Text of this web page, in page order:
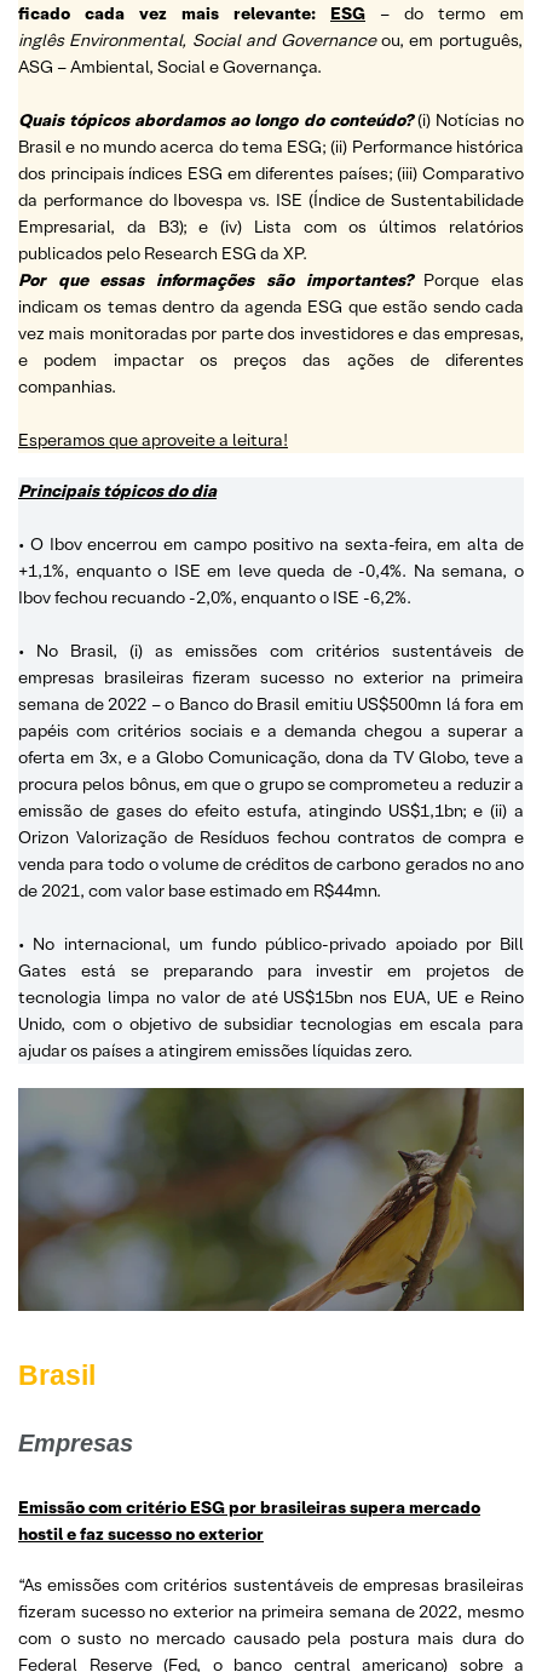
ficado cada vez mais relevante:
ESG
– do termo em
inglês Environmental, Social and Governanceou, em português,
ASG – Ambiental, Social e Governança.
Quais tópicos abordamos ao longo do conteúdo? (i) Notícias no
Brasil e no mundo acerca do tema ESG; (ii) Performance histórica
dos principais índices ESG em diferentes países; (iii) Comparativo
da performance do Ibovespa vs. ISE (Índice de Sustentabilidade
Empresarial, da B3); e (iv) Lista com os últimos relatórios
publicados pelo Research ESG da XP.
Por que essas informações são importantes? Porque elas
indicam os temas dentro da agenda ESG que estão sendo cada
vez mais monitoradas por parte dos investidores e das empresas,
e podem impactar os preços das ações de diferentes
companhias.
Esperamos que aproveite a leitura!
Principais tópicos do dia
• O Ibov encerrou em campo positivo na sexta-feira, em alta de
+1,1%, enquanto o ISE em leve queda de -0,4%. Na semana, o
Ibov fechou recuando -2,0%, enquanto o ISE -6,2%.
• No Brasil, (i) as emissões com critérios sustentáveis de
empresas brasileiras fizeram sucesso no exterior na primeira
semana de 2022 – o Banco do Brasil emitiu US$500mn lá fora em
papéis com critérios sociais e a demanda chegou a superar a
oferta em 3x, e a Globo Comunicação, dona da TV Globo, teve a
procura pelos bônus, em que o grupo se comprometeu a reduzir a
emissão de gases do efeito estufa, atingindo US$1,1bn; e (ii) a
Orizon Valorização de Resíduos fechou contratos de compra e
venda para todo o volume de créditos de carbono gerados no ano
de 2021, com valor base estimado em R$44mn.
• No internacional, um fundo público-privado apoiado por Bill
Gates está se preparando para investir em projetos de
tecnologia limpa no valor de até US$15bn nos EUA, UE e Reino
Unido, com o objetivo de subsidiar tecnologias em escala para
ajudar os países a atingirem emissões líquidas zero.
Brasil
Empresas
Emissão com critério ESG por brasileiras supera mercado
hostil e faz sucesso no exterior
“As emissões com critérios sustentáveis de empresas brasileiras
fizeram sucesso no exterior na primeira semana de 2022, mesmo
com o susto no mercado causado pela postura mais dura do
Federal Reserve (Fed, o banco central americano) sobre a